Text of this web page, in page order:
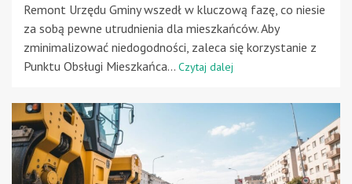
Remont Urzędu Gminy wszedł w kluczową fazę, co niesie
za sobą pewne utrudnienia dla mieszkańców. Aby
zminimalizować niedogodności, zaleca się korzystanie z
Punktu Obsługi Mieszkańca... Czytaj dalej